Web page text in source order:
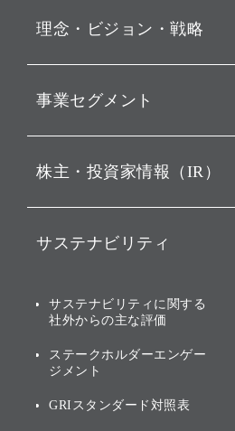
お知らせ
動画配信
理念・ビジョン・戦略
経営理念
ビジョン
戦略
バリュー
ソフトバンクグループの歩
[AI] What dreams are made
事業セグメント
ソフトバンク・ビジョン・
その他
グループ企業一覧
株主・投資家情報（IR）
IRカレンダー
業績・財務
アニュアルレポート
サステナビリティ
トップメッセージ
サステナビリティの考え方
サステナビリティに関する
社外からの主な評価
ステークホルダーエンゲー
ジメント
GRIスタンダード対照表